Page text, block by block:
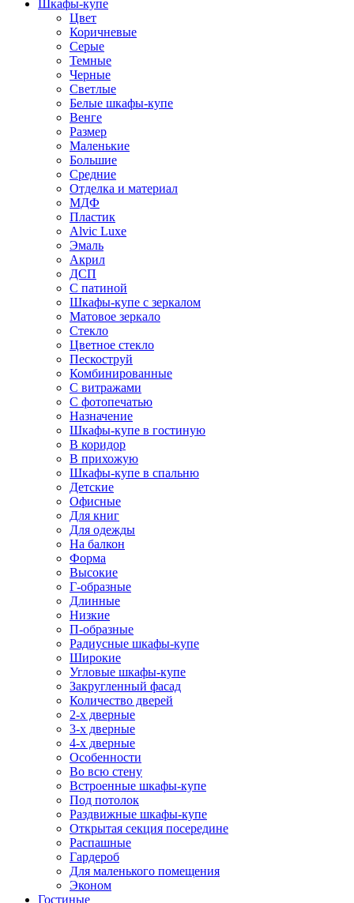
Шкафы-купе
Цвет
Коричневые
Серые
Темные
Черные
Светлые
Белые шкафы-купе
Венге
Размер
Маленькие
Большие
Средние
Отделка и материал
МДФ
Пластик
Alvic Luxe
Эмаль
Акрил
ДСП
С патиной
Шкафы-купе с зеркалом
Матовое зеркало
Стекло
Цветное стекло
Пескоструй
Комбинированные
С витражами
С фотопечатью
Назначение
Шкафы-купе в гостиную
В коридор
В прихожую
Шкафы-купе в спальню
Детские
Офисные
Для книг
Для одежды
На балкон
Форма
Высокие
Г-образные
Длинные
Низкие
П-образные
Радиусные шкафы-купе
Широкие
Угловые шкафы-купе
Закругленный фасад
Количество дверей
2-х дверные
3-х дверные
4-х дверные
Особенности
Во всю стену
Встроенные шкафы-купе
Под потолок
Раздвижные шкафы-купе
Открытая секция посередине
Распашные
Гардероб
Для маленького помещения
Эконом
Гостиные